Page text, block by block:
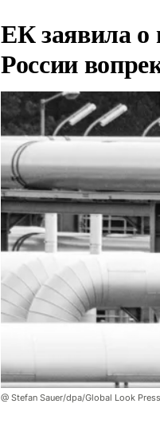
ЕК заявила о
России
@ Stefan Sauer/dpa/Global Look Press